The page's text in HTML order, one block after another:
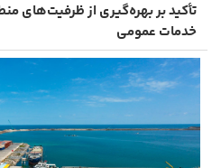
تأكید بر بهره‌گیری از ظرفیت‌های
خدمات عمومی